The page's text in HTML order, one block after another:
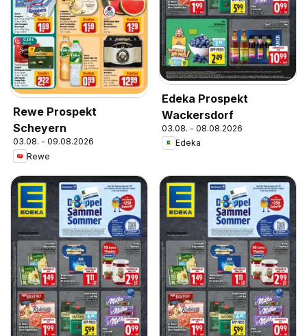
Rewe Prospekt
Scheyern
03.08. - 09.08.2026
Rewe
Edeka Prospekt
Wackersdorf
03.08. - 08.08.2026
Edeka